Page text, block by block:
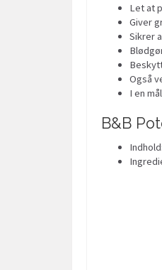
Let at
Giver
Sikrer
Også
I en
B&B